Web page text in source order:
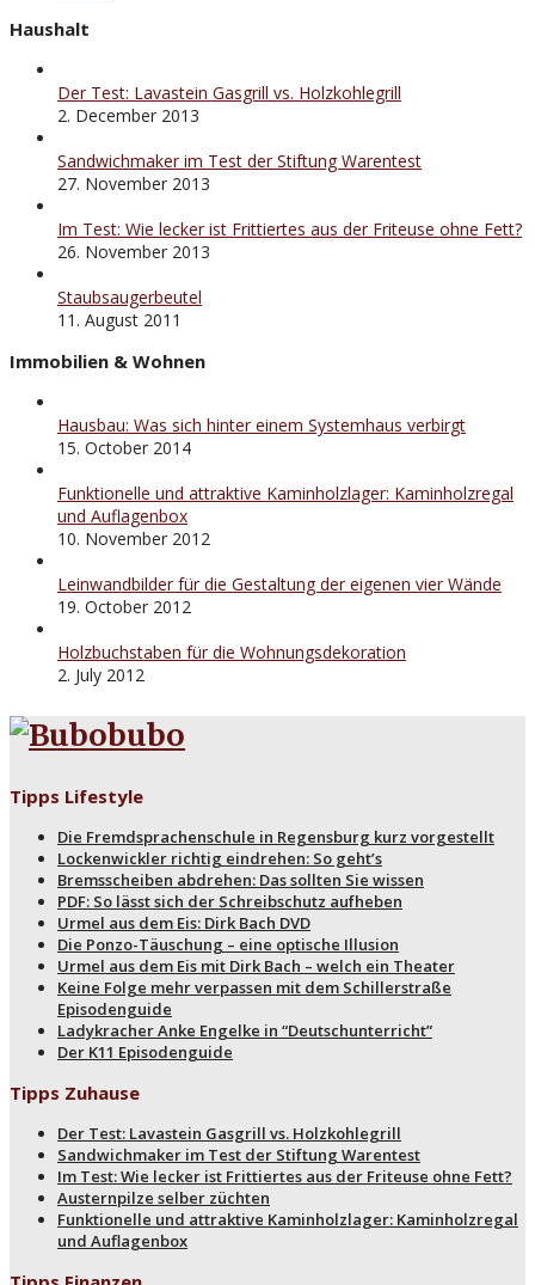
Haushalt
Der Test: Lavastein Gasgrill vs. Holzkohlegrill
2. December 2013
Sandwichmaker im Test der Stiftung Warentest
27. November 2013
Im Test: Wie lecker ist Frittiertes aus der Friteuse ohne Fett?
26. November 2013
Staubsaugerbeutel
11. August 2011
Immobilien & Wohnen
Hausbau: Was sich hinter einem Systemhaus verbirgt
15. October 2014
Funktionelle und attraktive Kaminholzlager: Kaminholzregal
und Auflagenbox
10. November 2012
Leinwandbilder für die Gestaltung der eigenen vier Wände
19. October 2012
Holzbuchstaben für die Wohnungsdekoration
2. July 2012
Tipps Lifestyle
Die Fremdsprachenschule in Regensburg kurz vorgestellt
Lockenwickler richtig eindrehen: So geht’s
Bremsscheiben abdrehen: Das sollten Sie wissen
PDF: So lässt sich der Schreibschutz aufheben
Urmel aus dem Eis: Dirk Bach DVD
Die Ponzo-Täuschung – eine optische Illusion
Urmel aus dem Eis mit Dirk Bach – welch ein Theater
Keine Folge mehr verpassen mit dem Schillerstraße
Episodenguide
Ladykracher Anke Engelke in “Deutschunterricht”
Der K11 Episodenguide
Tipps Zuhause
Der Test: Lavastein Gasgrill vs. Holzkohlegrill
Sandwichmaker im Test der Stiftung Warentest
Im Test: Wie lecker ist Frittiertes aus der Friteuse ohne Fett?
Austernpilze selber züchten
Funktionelle und attraktive Kaminholzlager: Kaminholzregal
und Auflagenbox